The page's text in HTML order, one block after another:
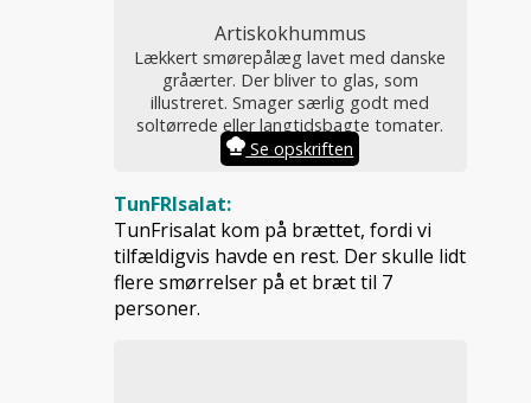
Artiskokhummus
Lækkert smørepålæg lavet med danske
gråærter. Der bliver to glas, som
illustreret. Smager særlig godt med
soltørrede eller langtidsbagte tomater.
Se opskriften
TunFRIsalat:
TunFrisalat kom på brættet, fordi vi
tilfældigvis havde en rest. Der skulle lidt
flere smørrelser på et bræt til 7
personer.